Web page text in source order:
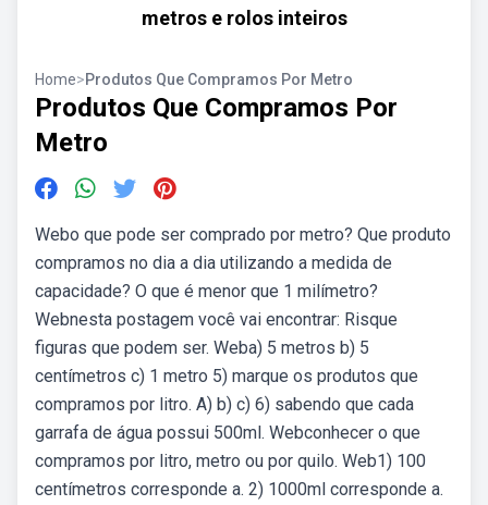
metros e rolos inteiros
Home>Produtos Que Compramos Por Metro
Produtos Que Compramos Por
Metro
Webo que pode ser comprado por metro? Que produto
compramos no dia a dia utilizando a medida de
capacidade? O que é menor que 1 milímetro?
Webnesta postagem você vai encontrar: Risque
figuras que podem ser. Weba) 5 metros b) 5
centímetros c) 1 metro 5) marque os produtos que
compramos por litro. A) b) c) 6) sabendo que cada
garrafa de água possui 500ml. Webconhecer o que
compramos por litro, metro ou por quilo. Web1) 100
centímetros corresponde a. 2) 1000ml corresponde a.